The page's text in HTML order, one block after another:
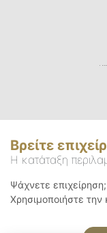
Βρείτε
Η κατάταξη
Ψάχνετε
Χρησιμοποιήστε